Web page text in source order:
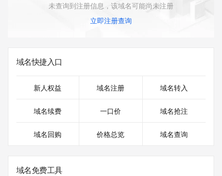
未查询到注册信息，该域名可能尚未注册
立即注册查询
域名快捷入口
新人权益 域名注册 域名转入
域名续费 一口价 域名抢注
域名回购 价格总览 域名查询
域名免费工具